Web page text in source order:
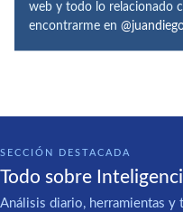
web y todo lo relacionado
encontrarme en
SECCIÓN DESTACADA
Todo sobre
Análisis diario, herramientas